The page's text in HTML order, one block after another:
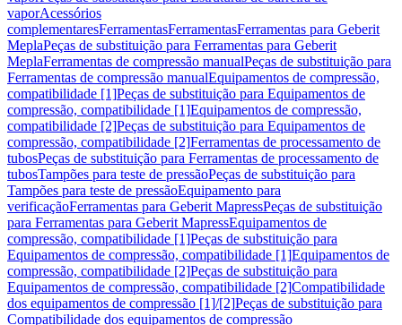
vaporAcessórios
complementaresFerramentasFerramentasFerramentas para Geberit
MeplaPeças de substituição para Ferramentas para Geberit
MeplaFerramentas de compressão manualPeças de substituição para
Ferramentas de compressão manualEquipamentos de compressão,
compatibilidade [1]Peças de substituição para Equipamentos de
compressão, compatibilidade [1]Equipamentos de compressão,
compatibilidade [2]Peças de substituição para Equipamentos de
compressão, compatibilidade [2]Ferramentas de processamento de
tubosPeças de substituição para Ferramentas de processamento de
tubosTampões para teste de pressãoPeças de substituição para
Tampões para teste de pressãoEquipamento para
verificaçãoFerramentas para Geberit MapressPeças de substituição
para Ferramentas para Geberit MapressEquipamentos de
compressão, compatibilidade [1]Peças de substituição para
Equipamentos de compressão, compatibilidade [1]Equipamentos de
compressão, compatibilidade [2]Peças de substituição para
Equipamentos de compressão, compatibilidade [2]Compatibilidade
dos equipamentos de compressão [1]/[2]Peças de substituição para
Compatibilidade dos equipamentos de compressão